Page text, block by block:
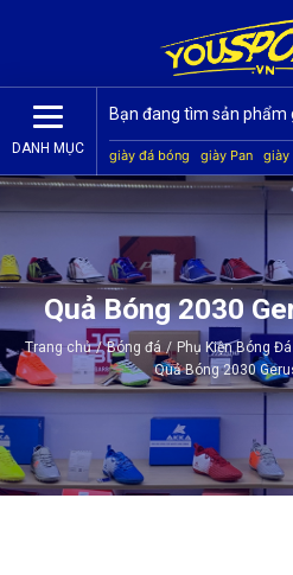
DANH MỤC giày đá bóng giày Pan giày
Jogarbola
giày Mitre giày
Quả Bóng 2030
Trang chủ / Bóng đá / Phụ Kiện Bóng Đá
Quả Bóng 2030